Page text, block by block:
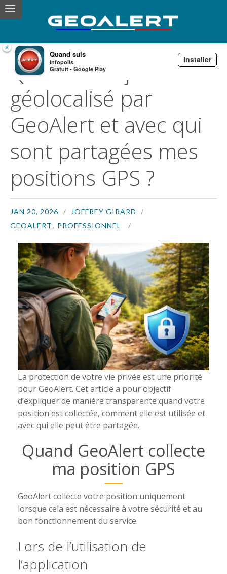
×
Quand suis
Infopolis
Gratuit - Google Play
Installer
Quand suis-je
géolocalisé par
GeoAlert et avec qui
sont partagées mes
positions GPS ?
JAN 20, 2026
JOFFREY GIRARD
GEOALERT, PROFESSIONNEL
La protection de votre vie privée est une priorité
pour GeoAlert. Cet article a pour objectif
d’expliquer de manière transparente quand votre
position est collectée, comment elle est utilisée et
avec qui elle peut être partagée.
Quand GeoAlert collecte
ma position GPS
GeoAlert collecte votre position uniquement
lorsque cela est nécessaire à votre sécurité et au
bon fonctionnement du service.
Lors de l’utilisation de
l’application